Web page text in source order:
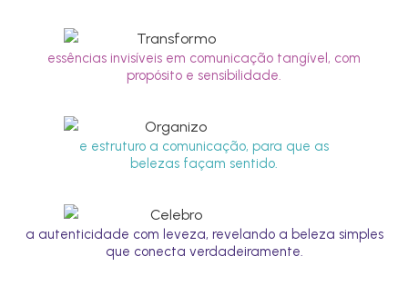
essências invisíveis em comunicação tangível, com
propósito e sensibilidade.
e estruturo a comunicação, para que as
belezas façam sentido.
a autenticidade com leveza, revelando a beleza simples
que conecta verdadeiramente.